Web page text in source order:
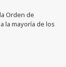
Orden de
la mayoría de los